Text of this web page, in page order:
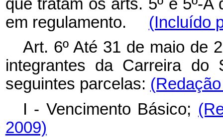
que tratam os arts. 5º e 5º-
em regulamento. (Incluído
Art. 6º Até 31 de maio de
integrantes da Carreira do
seguintes parcelas:
I - Vencimento Básico;
2009)